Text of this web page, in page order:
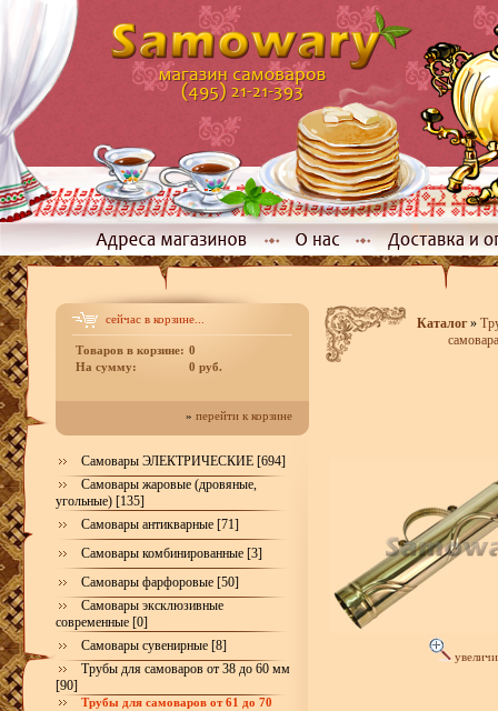
сейчас в корзине...
Товаров в корзине: 0
На сумму:
0 руб.
» перейти к корзине
Самовары ЭЛЕКТРИЧЕСКИЕ [694]
Самовары жаровые (дровяные,
угольные) [135]
Самовары антикварные [71]
Самовары комбинированные [3]
Самовары фарфоровые [50]
Самовары эксклюзивные
современные [0]
Самовары сувенирные [8]
Трубы для самоваров от 38 до 60 мм
[90]
Трубы для самоваров от 61 до 70
Каталог»